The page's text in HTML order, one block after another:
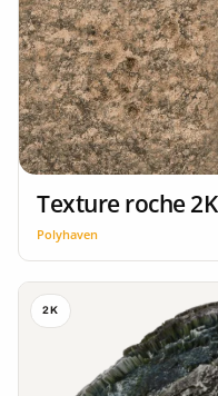
Texture roche 2K
Polyhaven
2K